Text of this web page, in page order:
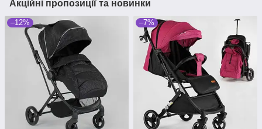
Акційні пропозиції та новинки
–12% –7%